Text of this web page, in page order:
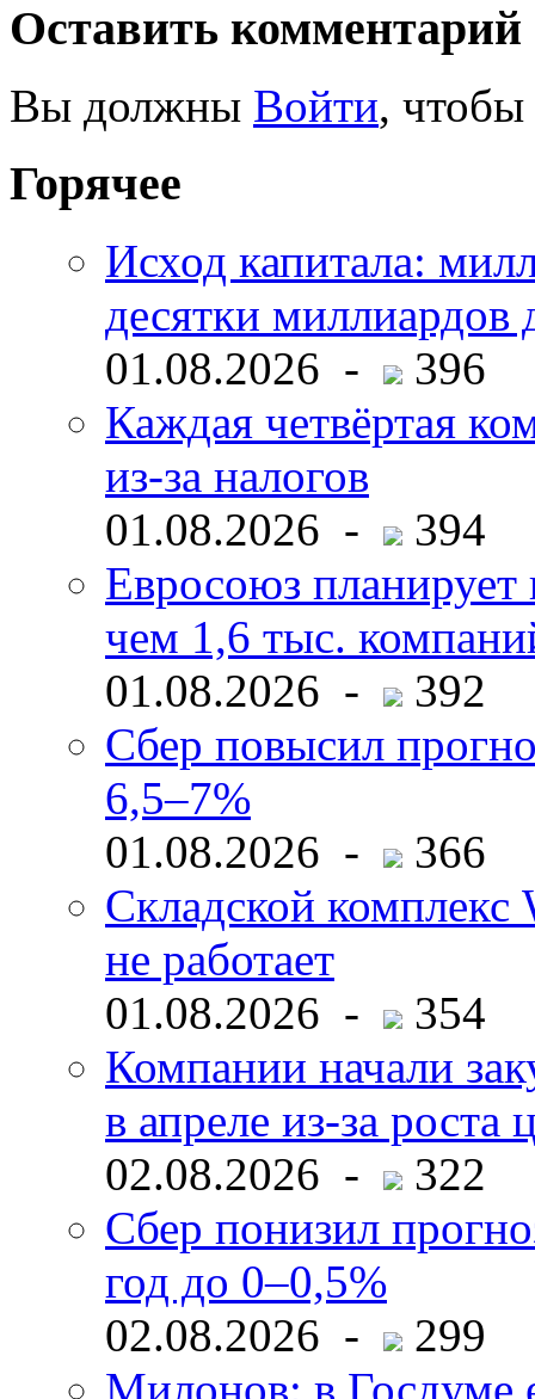
Оставить комментарий
Вы должны Войти, чтобы
Горячее
Исход капитала:
десятки миллиардов
01.08.2026 -
396
Каждая четвёртая
из-за налогов
01.08.2026 -
394
Евросоюз планирует
чем 1,6 тыс.
01.08.2026 -
392
Сбер повысил
6,5–7%
01.08.2026 -
366
Складской комплекс
не работает
01.08.2026 -
354
Компании начали
в апреле из-за роста
02.08.2026 -
322
Сбер понизил
год до 0–0,5%
02.08.2026 -
299
Милонов: в Госдуме